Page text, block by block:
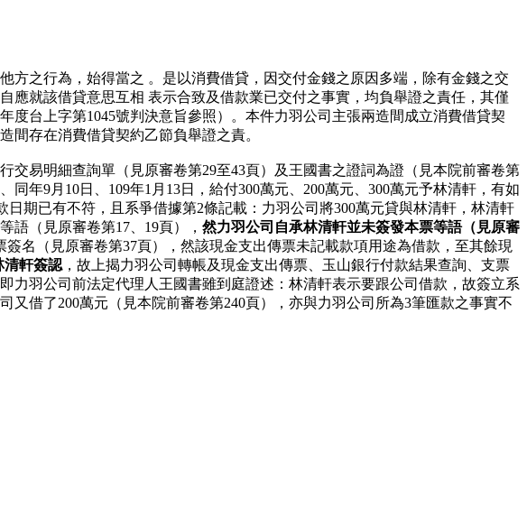
之行為，始得當之 。是以消費借貸，因交付金錢之原因多端，除有金錢之交
就該借貸意思互相 表示合致及借款業已交付之事實，均負舉證之責任，其僅
台上字第1045號判決意旨參照）。本件力羽公司主張兩造間成立消費借貸契
間存在消費借貸契約乙節負舉證之責。
易明細查詢單（見原審卷第29至43頁）及王國書之證詞為證（見本院前審卷第
年9月10日、109年1月13日，給付300萬元、200萬元、300萬元予林清軒，有如
期已有不符，且系爭借據第2條記載：力羽公司將300萬元貸與林清軒，林清軒
語（見原審卷第17、19頁）， 然力羽公司自承林清軒並未簽發本票等語（見原審
名（見原審卷第37頁），然該現金支出傳票未記載款項用途為借款，至其餘現
清軒簽認 ，故上揭力羽公司轉帳及現金支出傳票、玉山銀行付款結果查詢、支票
羽公司前法定代理人王國書雖到庭證述：林清軒表示要跟公司借款，故簽立系
借了200萬元（見本院前審卷第240頁），亦與力羽公司所為3筆匯款之事實不